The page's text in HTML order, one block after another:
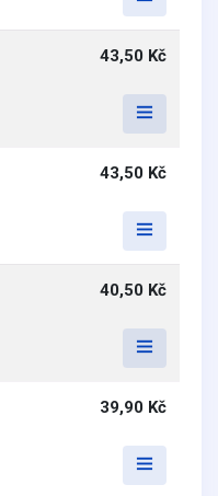
43,50 Kč
43,50 Kč
40,50 Kč
39,90 Kč